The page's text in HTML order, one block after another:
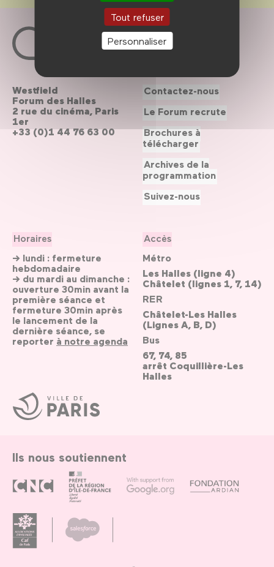
Tout refuser
Personnaliser
Ville
de
Paris
Westfield
Forum des Halles
2 rue du cinéma, Paris
1er
+33 (0)1 44 76 63 00
Horaires
→ lundi : fermeture
hebdomadaire
→ du mardi au dimanche :
ouverture 30min avant la
première séance et
fermeture 30min après
le lancement de la
dernière séance, se
reporter à notre agenda
Accès
Métro
Les Halles (ligne 4)
Châtelet (lignes 1, 7, 14)
RER
Châtelet-Les Halles
(Lignes A, B, D)
Bus
67, 74, 85
arrêt Coquillière-Les
Halles
Contactez-nous
Le Forum recrute
Brochures à
télécharger
Archives de la
programmation
Suivez-nous
Ils nous soutiennent